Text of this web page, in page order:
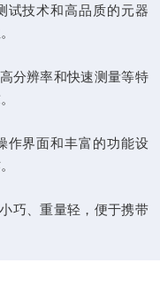
技术和高品质的元器
辨率和快速测量等特
界面和丰富的功能设
、重量轻，便于携带